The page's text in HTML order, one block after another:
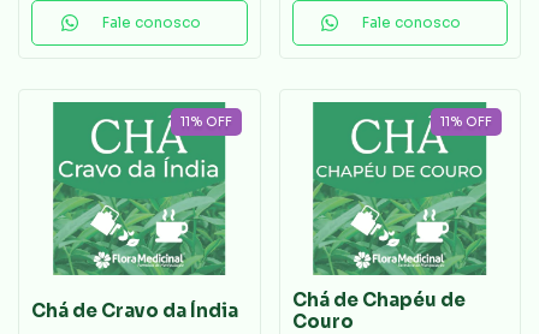
Fale conosco Fale conosco
11% OFF
Chá de Cravo da Índia
11% OFF
Chá de Chapéu de
Couro